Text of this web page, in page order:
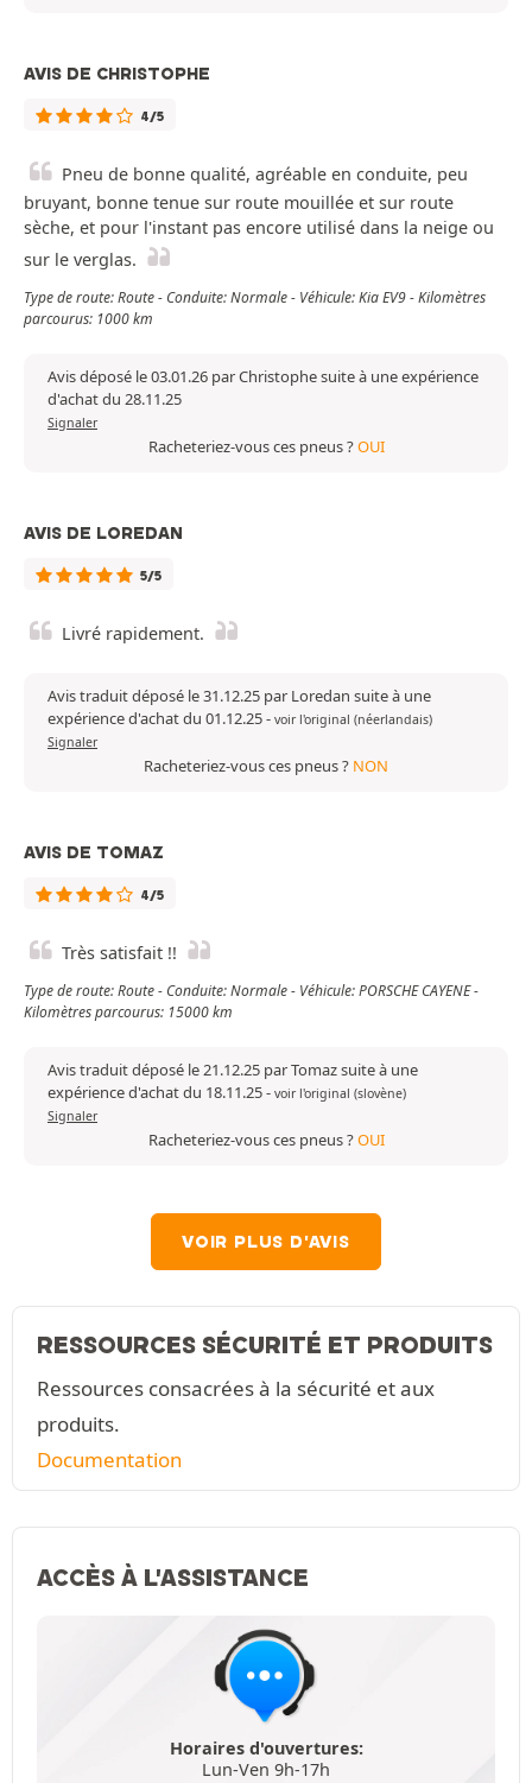
AVIS DE CHRISTOPHE
4/5
Pneu de bonne qualité, agréable en conduite, peu
bruyant, bonne tenue sur route mouillée et sur route
sèche, et pour l'instant pas encore utilisé dans la neige ou
sur le verglas.
Type de route: Route - Conduite: Normale - Véhicule: Kia EV9 - Kilomètres
parcourus: 1000 km
Avis déposé le 03.01.26 par Christophe suite à une expérience
d'achat du 28.11.25
Signaler
Racheteriez-vous ces pneus ?OUI
AVIS DE LOREDAN
5/5
Livré rapidement.
Avis traduit déposé le 31.12.25 par Loredan suite à une
expérience d'achat du 01.12.25- voir l'original (néerlandais)
Signaler
Racheteriez-vous ces pneus ? NON
AVIS DE TOMAZ
4/5
Très satisfait !!
Type de route: Route - Conduite: Normale - Véhicule: PORSCHE CAYENE -
Kilomètres parcourus: 15000 km
Avis traduit déposé le 21.12.25 par Tomaz suite à une
expérience d'achat du 18.11.25- voir l'original (slovène)
Signaler
Racheteriez-vous ces pneus ?OUI
VOIR PLUS D'AVIS
RESSOURCES SÉCURITÉ ET PRODUITS
Ressources consacrées à la sécurité et aux
produits.
Documentation
ACCÈS À L'ASSISTANCE
Horaires d'ouvertures:
Lun-Ven 9h-17h